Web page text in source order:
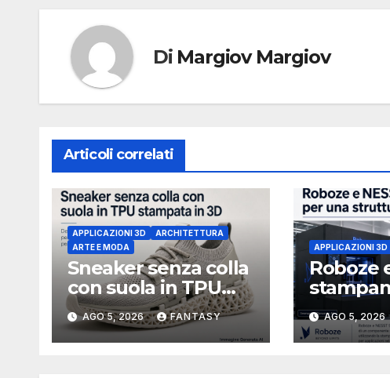
Di Margiov Margiov
Articoli correlati
APPLICAZIONI 3D
ARCHITETTURA
ARTE E MODA
Sneaker senza colla
con suola in TPU
stampata in 3D
AGO 5, 2026 FANTASY
APPLICAZIONI 3D
Roboze
3U in
AGO 5, 2026